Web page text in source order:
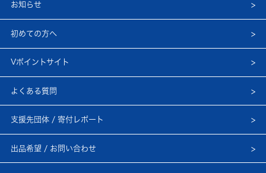
お知らせ
初めての方へ
Vポイントサイト
よくある質問
支援先団体 / 寄付レポート
出品希望 / お問い合わせ